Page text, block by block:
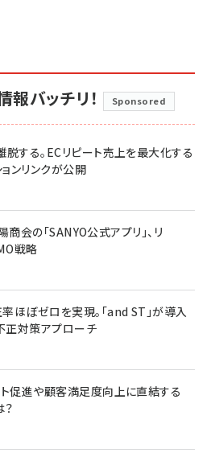
バッチリ！ Sponsored
脱する。ECリピート売上を最大化する
ンリンクが公開
会の「SANYO公式アプリ」、リ
戦略
ほぼゼロを実現。「and ST」が導入
対策アプローチ
促進や顧客満足度向上に直結する